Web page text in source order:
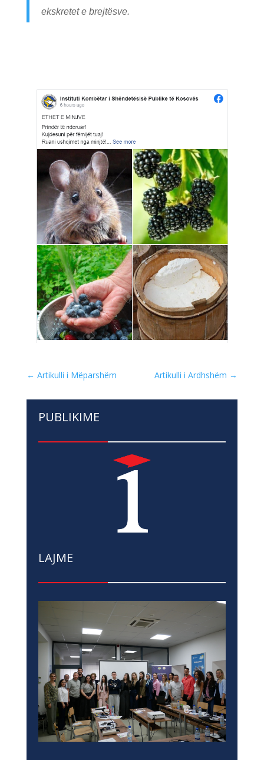
ekskretet e brejtësve.
← Artikulli i Mëparshëm Artikulli i Ardhshëm →
PUBLIKIME
LAJME